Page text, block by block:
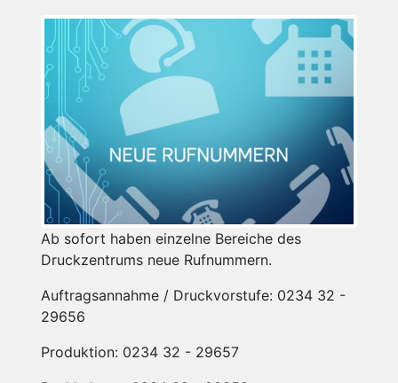
Ab sofort haben einzelne Bereiche des
Druckzentrums neue Rufnummern.
Auftragsannahme / Druckvorstufe: 0234 32 -
29656
Produktion: 0234 32 - 29657